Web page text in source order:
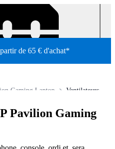
de 65 € d'achat*
Ventilateurs
Gaming Laptop
Pavilion Gaming